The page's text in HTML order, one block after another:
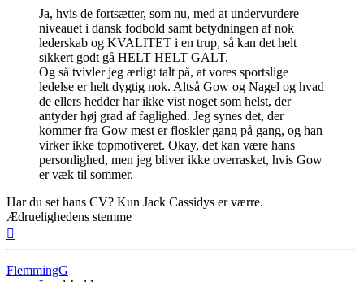
Ja, hvis de fortsætter, som nu, med at undervurdere
niveauet i dansk fodbold samt betydningen af nok
lederskab og KVALITET i en trup, så kan det helt
sikkert godt gå HELT HELT GALT.
Og så tvivler jeg ærligt talt på, at vores sportslige
ledelse er helt dygtig nok. Altså Gow og Nagel og hvad
de ellers hedder har ikke vist noget som helst, der
antyder høj grad af faglighed. Jeg synes det, der
kommer fra Gow mest er floskler gang på gang, og han
virker ikke topmotiveret. Okay, det kan være hans
personlighed, men jeg bliver ikke overrasket, hvis Gow
er væk til sommer.
Har du set hans CV? Kun Jack Cassidys er værre.
Ædruelighedens stemme
FlemmingG